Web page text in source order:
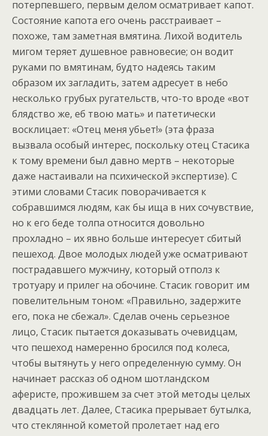
потерпевшего, первым делом осматривает капот.
Состояние капота его очень расстраивает –
похоже, там заметная вмятина. Лихой водитель
мигом теряет душевное равновесие; он водит
руками по вмятинам, будто надеясь таким
образом их загладить, затем адресует в небо
несколько грубых ругательств, что-то вроде «вот
блядство же, еб твою мать» и патетически
восклицает: «Отец меня убьет!» (эта фраза
вызвала особый интерес, поскольку отец Стасика
к тому времени был давно мертв – некоторые
даже настаивали на психической экспертизе). С
этими словами Стасик поворачивается к
собравшимся людям, как бы ища в них сочувствие,
но к его беде толпа относится довольно
прохладно – их явно больше интересует сбитый
пешеход. Двое молодых людей уже осматривают
пострадавшего мужчину, который отполз к
тротуару и прилег на обочине. Стасик говорит им
повелительным тоном: «Правильно, задержите
его, пока не сбежал». Сделав очень серьезное
лицо, Стасик пытается доказывать очевидцам,
что пешеход намеренно бросился под колеса,
чтобы вытянуть у него определенную сумму. Он
начинает рассказ об одном шотландском
аферисте, прожившем за счет этой методы целых
двадцать лет. Далее, Стасика прерывает бутылка,
что стеклянной кометой пролетает над его